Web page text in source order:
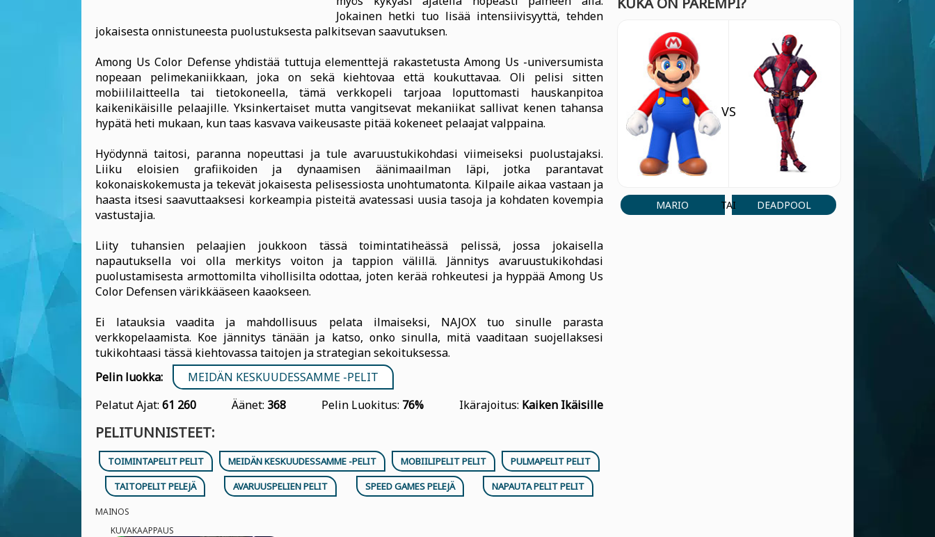
Jokainen hetki tuo lisää intensiivisyyttä, tehden
jokaisesta onnistuneesta puolustuksesta palkitsevan saavutuksen.
Among Us Color Defense yhdistää tuttuja elementtejä rakastetusta Among Us -universumista
nopeaan pelimekaniikkaan, joka on sekä kiehtovaa että koukuttavaa. Oli pelisi sitten
mobiililaitteella tai tietokoneella, tämä verkkopeli tarjoaa loputtomasti hauskanpitoa
kaikenikäisille pelaajille. Yksinkertaiset mutta vangitsevat mekaniikat sallivat kenen tahansa
hypätä heti mukaan, kun taas kasvava vaikeusaste pitää kokeneet pelaajat valppaina.
Hyödynnä taitosi, paranna nopeuttasi ja tule avaruustukikohdasi viimeiseksi puolustajaksi.
Liiku eloisien grafiikoiden ja dynaamisen äänimaailman läpi, jotka parantavat
kokonaiskokemusta ja tekevät jokaisesta pelisessiosta unohtumatonta. Kilpaile aikaa vastaan ja
haasta itsesi saavuttaaksesi korkeampia pisteitä avatessasi uusia tasoja ja kohdaten kovempia
vastustajia.
Liity tuhansien pelaajien joukkoon tässä toimintatiheässä pelissä, jossa jokaisella
napautuksella voi olla merkitys voiton ja tappion välillä. Jännitys avaruustukikohdasi
puolustamisesta armottomilta vihollisilta odottaa, joten kerää rohkeutesi ja hyppää Among Us
Color Defensen värikkääseen kaaokseen.
Ei latauksia vaadita ja mahdollisuus pelata ilmaiseksi, NAJOX tuo sinulle parasta
verkkopelaamista. Koe jännitys tänään ja katso, onko sinulla, mitä vaaditaan suojellaksesi
tukikohtaasi tässä kiehtovassa taitojen ja strategian sekoituksessa.
Pelin luokka:
MEIDÄN KESKUUDESSAMME -PELIT
Pelatut Ajat: 61 260 Äänet: 368 Pelin Luokitus: 76% Ikärajoitus: Kaiken Ikäisille
PELITUNNISTEET:
TOIMINTAPELIT PELIT MEIDÄN KESKUUDESSAMME -PELIT MOBIILIPELIT PELIT
PULMAPELIT PELIT
TAITOPELIT PELEJÄ
AVARUUSPELIEN PELIT SPEED GAMES PELEJÄ NAPAUTA PELIT PELIT
MAINOS
KUVAKAAPPAUS
MARIO
VS
TAI DEADPOOL